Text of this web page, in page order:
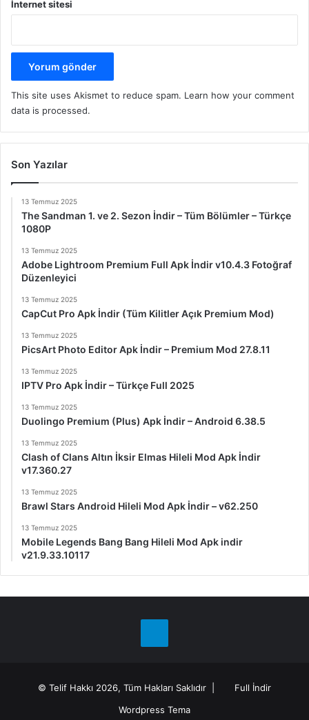
İnternet sitesi
This site uses Akismet to reduce spam. Learn how your comment
data is processed.
Son Yazılar
13 Temmuz 2025
The Sandman 1. ve 2. Sezon İndir – Tüm Bölümler – Türkçe
1080P
13 Temmuz 2025
Adobe Lightroom Premium Full Apk İndir v10.4.3 Fotoğraf
Düzenleyici
13 Temmuz 2025
CapCut Pro Apk İndir (Tüm Kilitler Açık Premium Mod)
13 Temmuz 2025
PicsArt Photo Editor Apk İndir – Premium Mod 27.8.11
13 Temmuz 2025
IPTV Pro Apk İndir – Türkçe Full 2025
13 Temmuz 2025
Duolingo Premium (Plus) Apk İndir – Android 6.38.5
13 Temmuz 2025
Clash of Clans Altın İksir Elmas Hileli Mod Apk İndir
v17.360.27
13 Temmuz 2025
Brawl Stars Android Hileli Mod Apk İndir – v62.250
13 Temmuz 2025
Mobile Legends Bang Bang Hileli Mod Apk indir
v21.9.33.10117
© Telif Hakkı 2026, Tüm Hakları Saklıdır |
Full İndir
Wordpress Tema